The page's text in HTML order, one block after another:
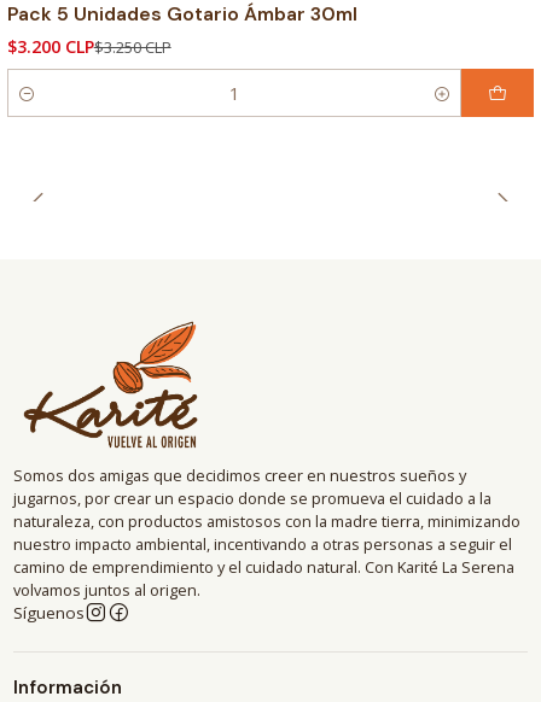
Pack 5 Unidades Gotario Ámbar 30ml
$3.200 CLP$3.250 CLP
Cantidad
Somos dos amigas que decidimos creer en nuestros sueños y
jugarnos, por crear un espacio donde se promueva el cuidado a la
naturaleza, con productos amistosos con la madre tierra, minimizando
nuestro impacto ambiental, incentivando a otras personas a seguir el
camino de emprendimiento y el cuidado natural. Con Karité La Serena
volvamos juntos al origen.
Síguenos
Información